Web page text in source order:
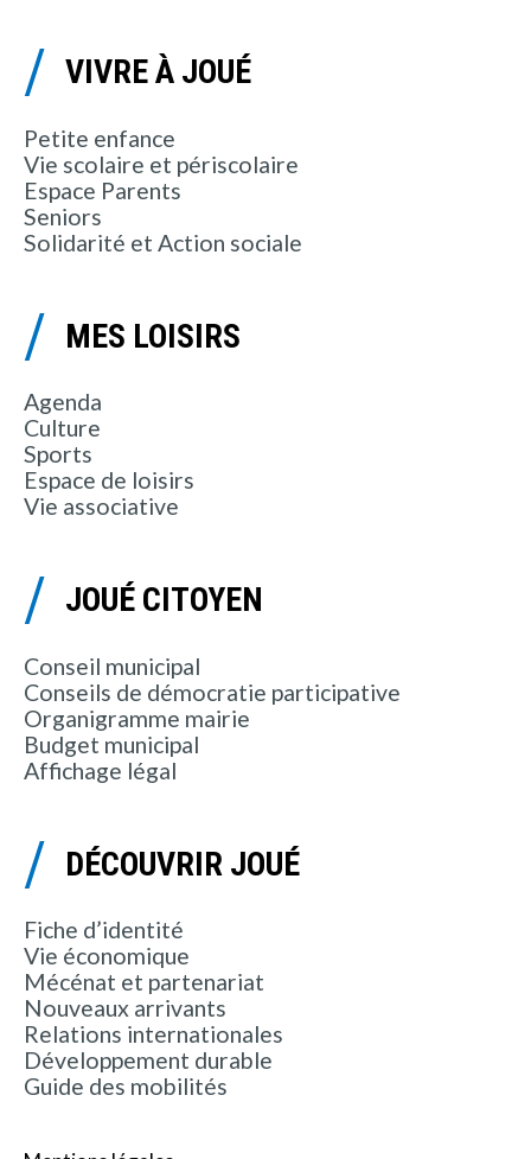
VIVRE À JOUÉ
Petite enfance
Vie scolaire et périscolaire
Espace Parents
Seniors
Solidarité et Action sociale
MES LOISIRS
Agenda
Culture
Sports
Espace de loisirs
Vie associative
JOUÉ CITOYEN
Conseil municipal
Conseils de démocratie participative
Organigramme mairie
Budget municipal
Affichage légal
DÉCOUVRIR JOUÉ
Fiche d’identité
Vie économique
Mécénat et partenariat
Nouveaux arrivants
Relations internationales
Développement durable
Guide des mobilités